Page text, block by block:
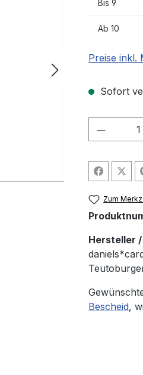
Bis 9
Ab 10
Preise inkl.
Sofort
Zum
Hersteller
Bescheid,